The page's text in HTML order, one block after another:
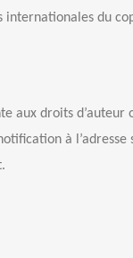
du
aux droits
à